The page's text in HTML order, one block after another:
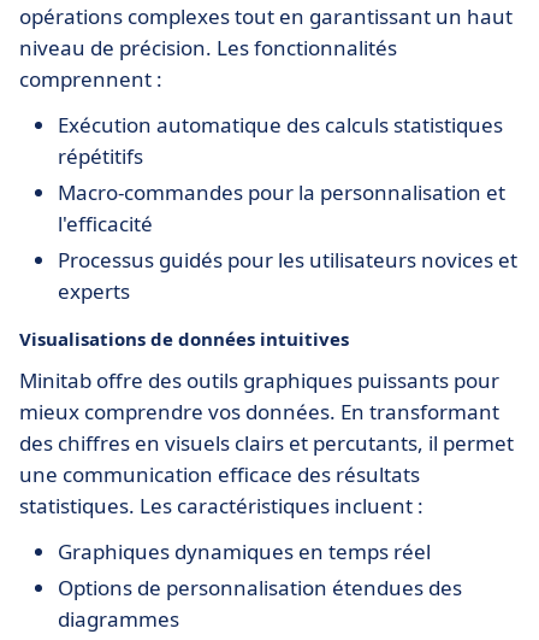
opérations complexes tout en garantissant un haut
niveau de précision. Les fonctionnalités
comprennent :
Exécution automatique des calculs statistiques
répétitifs
Macro-commandes pour la personnalisation et
l'efficacité
Processus guidés pour les utilisateurs novices et
experts
Visualisations de données intuitives
Minitab offre des outils graphiques puissants pour
mieux comprendre vos données. En transformant
des chiffres en visuels clairs et percutants, il permet
une communication efficace des résultats
statistiques. Les caractéristiques incluent :
Graphiques dynamiques en temps réel
Options de personnalisation étendues des
diagrammes